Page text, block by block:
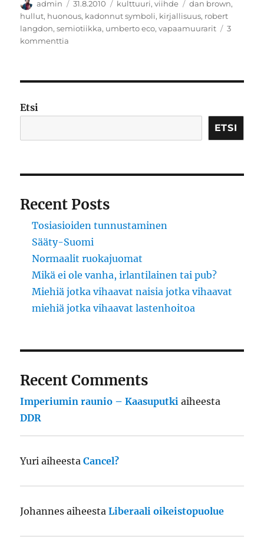
Kirjoittaja
admin Julkaistu
31.8.2010 Kategoriat
kulttuuri,viihde Avainsanat
dan brown,
hullut, huonous, kadonnut symboli, kirjallisuus, robert
langdon,semiotiikka, umberto eco,vapaamuurarit
3
kommenttia
Etsi
ETSI
Recent Posts
Tosiasioiden tunnustaminen
Sääty-Suomi
Normaalit ruokajuomat
Mikä ei ole vanha, irlantilainen tai pub?
Miehiä jotka vihaavat naisia jotka vihaavat
miehiä jotka vihaavat lastenhoitoa
Recent Comments
Imperiumin raunio – Kaasuputki aiheesta
DDR
Yuri aiheestaCancel?
Johannes aiheestaLiberaali oikeistopuolue